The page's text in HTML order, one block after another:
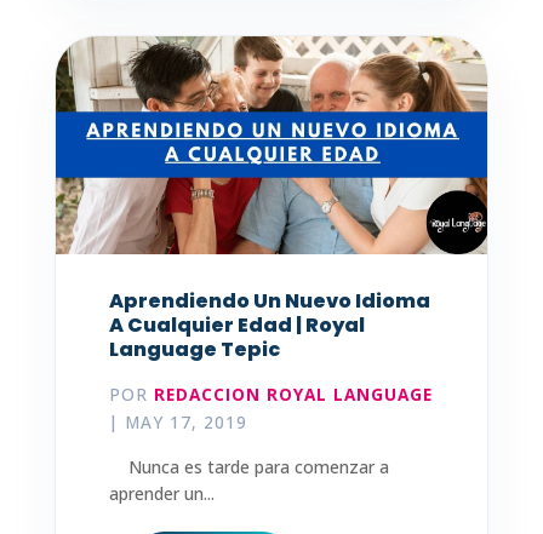
Aprendiendo Un Nuevo Idioma
A Cualquier Edad | Royal
Language Tepic
POR REDACCION ROYAL LANGUAGE
| MAY 17, 2019
Nunca es tarde para comenzar a
aprender un...